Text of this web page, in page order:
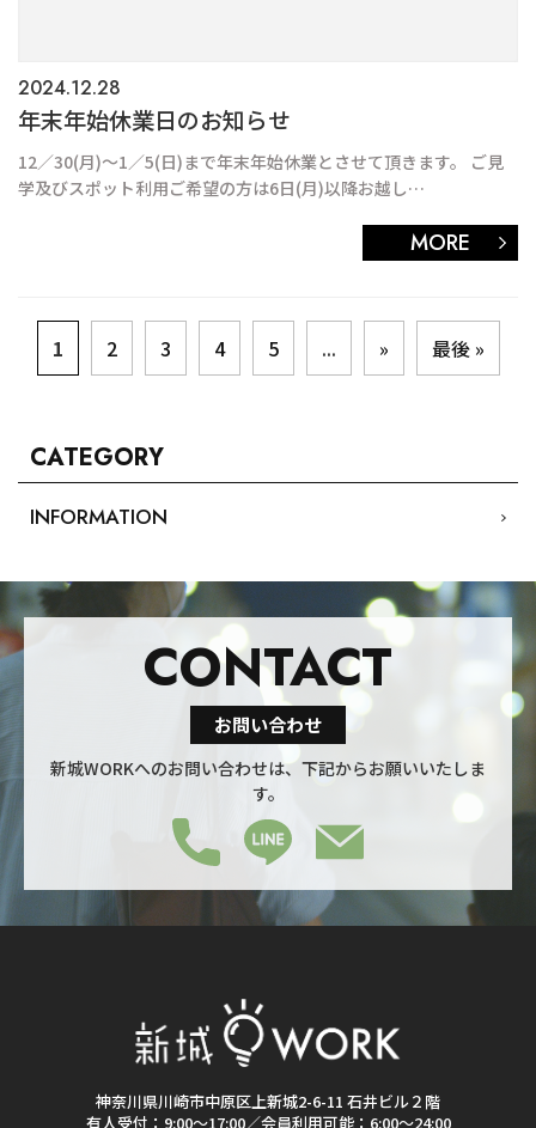
2024.12.28
年末年始休業日のお知らせ
12／30(月)～1／5(日)まで年末年始休業とさせて頂きます。 ご見
学及びスポット利用ご希望の方は6日(月)以降お越し…
MORE
1 2 3 4 5 ... » 最後 »
CATEGORY
INFORMATION
CONTACT
お問い合わせ
新城WORKへのお問い合わせは、下記からお願いいたしま
す。
神奈川県川崎市中原区上新城2-6-11 石井ビル２階
有人受付：9:00～17:00／会員利用可能：6:00～24:00